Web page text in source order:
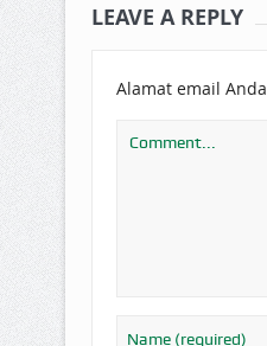
LEAVE A REPLY
Alamat email